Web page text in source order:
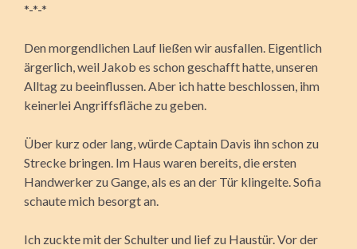
*-*-*
Den morgendlichen Lauf ließen wir ausfallen. Eigentlich
ärgerlich, weil Jakob es schon geschafft hatte, unseren
Alltag zu beeinflussen. Aber ich hatte beschlossen, ihm
keinerlei Angriffsfläche zu geben.
Über kurz oder lang, würde Captain Davis ihn schon zu
Strecke bringen. Im Haus waren bereits, die ersten
Handwerker zu Gange, als es an der Tür klingelte. Sofia
schaute mich besorgt an.
Ich zuckte mit der Schulter und lief zu Haustür. Vor der